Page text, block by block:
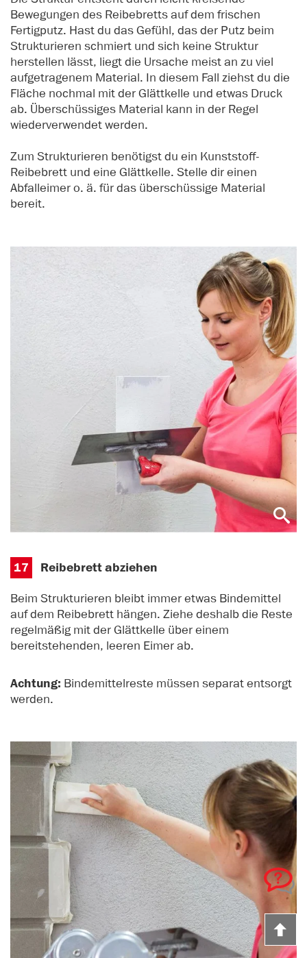
Bewegungen des Reibebretts auf dem frischen
Fertigputz. Hast du das Gefühl, das der Putz beim
Strukturieren schmiert und sich keine Struktur
herstellen lässt, liegt die Ursache meist an zu viel
aufgetragenem Material. In diesem Fall ziehst du die
Fläche nochmal mit der Glättkelle und etwas Druck
ab. Überschüssiges Material kann in der Regel
wiederverwendet werden.
Zum Strukturieren benötigst du ein Kunststoff-
Reibebrett und eine Glättkelle. Stelle dir einen
Abfalleimer o. ä. für das überschüssige Material
bereit.
17 Reibebrett abziehen
Beim Strukturieren bleibt immer etwas Bindemittel
auf dem Reibebrett hängen. Ziehe deshalb die Reste
regelmäßig mit der Glättkelle über einem
bereitstehenden, leeren Eimer ab.
Achtung: Bindemittelreste müssen separat entsorgt
werden.